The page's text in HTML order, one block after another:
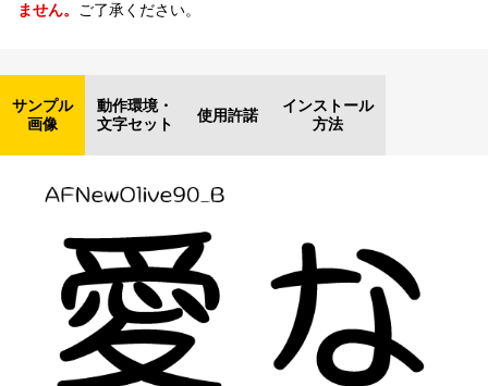
ません。
ご了承ください。
サンプル
画像
動作環境・
文字セット
使用許諾
インストール
方法